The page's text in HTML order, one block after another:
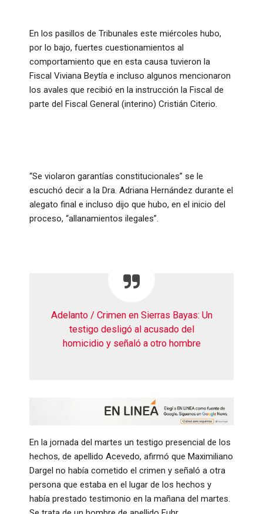
En los pasillos de Tribunales este miércoles hubo,
por lo bajo, fuertes cuestionamientos al
comportamiento que en esta causa tuvieron la
Fiscal Viviana Beytía e incluso algunos mencionaron
los avales que recibió en la instrucción la Fiscal de
parte del Fiscal General (interino) Cristián Citerio.
“Se violaron garantías constitucionales” se le
escuchó decir a la Dra. Adriana Hernández durante el
alegato final e incluso dijo que hubo, en el inicio del
proceso, “allanamientos ilegales”.
Adelanto / Crimen en Sierras Bayas: Un
testigo desligó al acusado del
homicidio y señaló a otro hombre
En la jornada del martes un testigo presencial de los
hechos, de apellido Acevedo, afirmó que Maximiliano
Dargel no había cometido el crimen y señaló a otra
persona que estaba en el lugar de los hechos y
había prestado testimonio en la mañana del martes.